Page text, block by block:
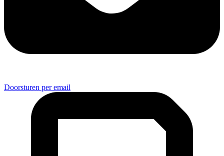
Doorsturen per email